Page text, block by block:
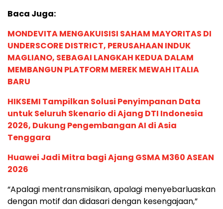
Baca Juga:
MONDEVITA MENGAKUISISI SAHAM MAYORITAS DI
UNDERSCORE DISTRICT, PERUSAHAAN INDUK
MAGLIANO, SEBAGAI LANGKAH KEDUA DALAM
MEMBANGUN PLATFORM MEREK MEWAH ITALIA
BARU
HIKSEMI Tampilkan Solusi Penyimpanan Data
untuk Seluruh Skenario di Ajang DTI Indonesia
2026, Dukung Pengembangan AI di Asia
Tenggara
Huawei Jadi Mitra bagi Ajang GSMA M360 ASEAN
2026
“Apalagi mentransmisikan, apalagi menyebarluaskan
dengan motif dan didasari dengan kesengajaan,”